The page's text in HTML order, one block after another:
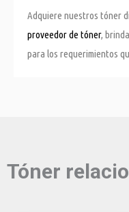
Adquiere nuestros tóner
proveedor de tóner,
para los requerimientos
Tóner